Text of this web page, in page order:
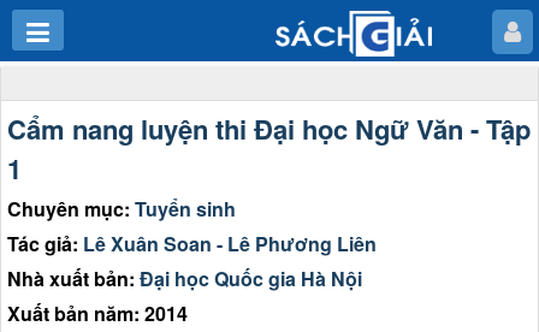
Cẩm nang luyện thi Đại học Ngữ Văn - Tập
1
Chuyên mục: Tuyển sinh
Tác giả: Lê Xuân Soan - Lê Phương Liên
Nhà xuất bản: Đại học Quốc gia Hà Nội
Xuất bản năm: 2014